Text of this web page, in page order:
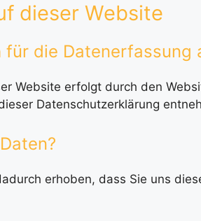
dieser Website
die Datenerfassung
Website erfolgt durch den
Datenschutzerklärung
erhoben, dass Sie uns